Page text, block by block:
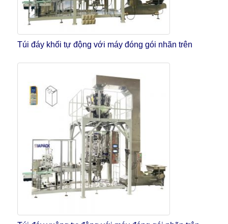
Túi đáy khối tự động với máy đóng gói nhãn trên